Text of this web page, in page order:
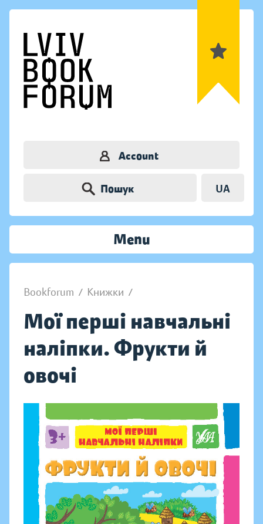
Account
Пошук UA
Menu
Bookforum / Книжки /
Мої перші навчальні
наліпки. Фрукти й
овочі